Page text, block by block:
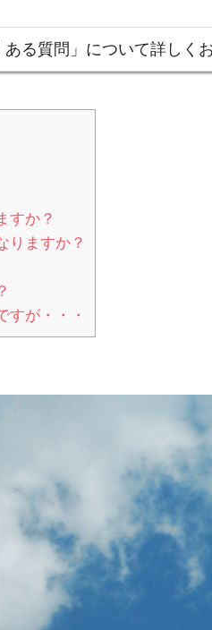
る質問」について詳しく
すか？
りますか？
すが・・・